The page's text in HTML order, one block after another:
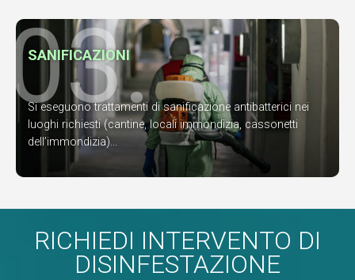
03.
SANIFICAZIONI
Si eseguono trattamenti di sanificazione antibatterici nei
luoghi richiesti (cantine, locali immondizia, cassonetti
dell’immondizia)...
RICHIEDI INTERVENTO DI
DISINFESTAZIONE